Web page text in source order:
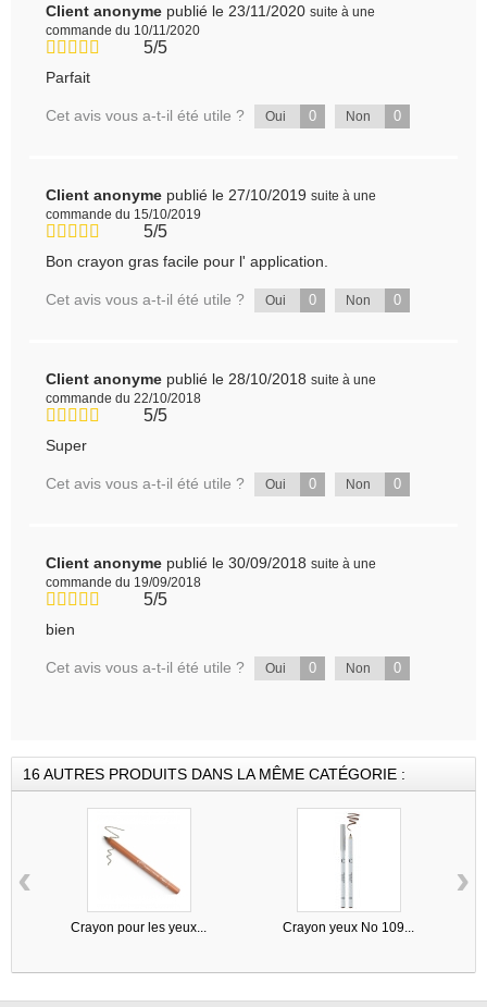
Client anonyme publié le 23/11/2020 suite à une
commande du 10/11/2020
5/5
Parfait
Cet avis vous a-t-il été utile ? Oui 0 Non 0
Client anonyme publié le 27/10/2019 suite à une
commande du 15/10/2019
5/5
Bon crayon gras facile pour l' application.
Cet avis vous a-t-il été utile ? Oui 0 Non 0
Client anonyme publié le 28/10/2018 suite à une
commande du 22/10/2018
5/5
Super
Cet avis vous a-t-il été utile ? Oui 0 Non 0
Client anonyme publié le 30/09/2018 suite à une
commande du 19/09/2018
5/5
bien
Cet avis vous a-t-il été utile ? Oui 0 Non 0
16 AUTRES PRODUITS DANS LA MÊME CATÉGORIE :
Crayon pour les yeux... Crayon yeux No 109...
‹ ›